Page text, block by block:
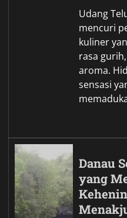
Udang
mencuri
kuliner
rasa
aroma.
sensasi
Danau
yang